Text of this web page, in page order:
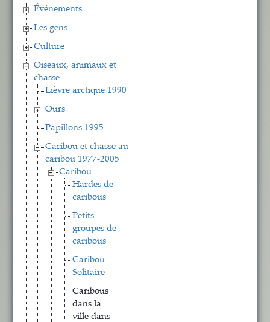
Événements
Les gens
Culture
Oiseaux, animaux et
chasse
Lièvre arctique 1990
Ours
Papillons 1995
Caribou et chasse au
caribou 1977-2005
Caribou
Hardes de
caribous
Petits
groupes de
caribous
Caribou-
Solitaire
Caribous
dans la
ville dans